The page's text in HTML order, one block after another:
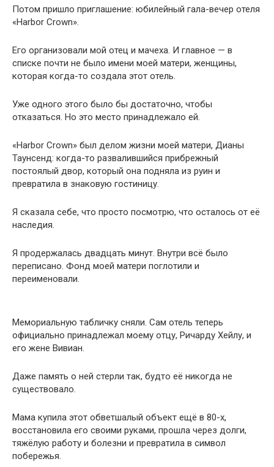
Потом пришло приглашение: юбилейный гала-вечер отеля
«Harbor Crown».
Его организовали мой отец и мачеха. И главное — в
списке почти не было имени моей матери, женщины,
которая когда-то создала этот отель.
Уже одного этого было бы достаточно, чтобы
отказаться. Но это место принадлежало ей.
«Harbor Crown» был делом жизни моей матери, Дианы
Таунсенд: когда-то развалившийся прибрежный
постоялый двор, который она подняла из руин и
превратила в знаковую гостиницу.
Я сказала себе, что просто посмотрю, что осталось от её
наследия.
Я продержалась двадцать минут. Внутри всё было
переписано. Фонд моей матери поглотили и
переименовали.
Мемориальную табличку сняли. Сам отель теперь
официально принадлежал моему отцу, Ричарду Хейлу, и
его жене Вивиан.
Даже память о ней стерли так, будто её никогда не
существовало.
Мама купила этот обветшалый объект ещё в 80-х,
восстановила его своими руками, прошла через долги,
тяжёлую работу и болезни и превратила в символ
побережья.